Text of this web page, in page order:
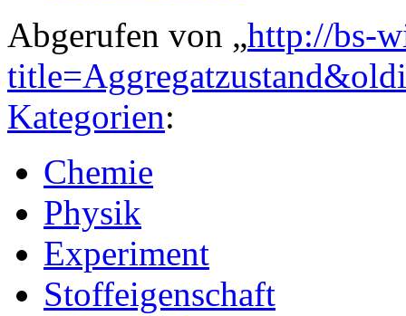
Abgerufen von „http://bs-
Kategorien:
Chemie
Physik
Experiment
Stoffeigenschaft